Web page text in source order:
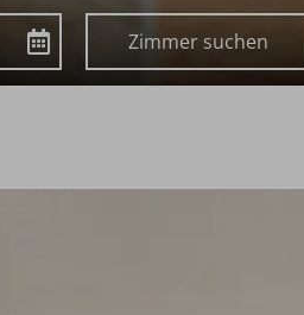
Buchen